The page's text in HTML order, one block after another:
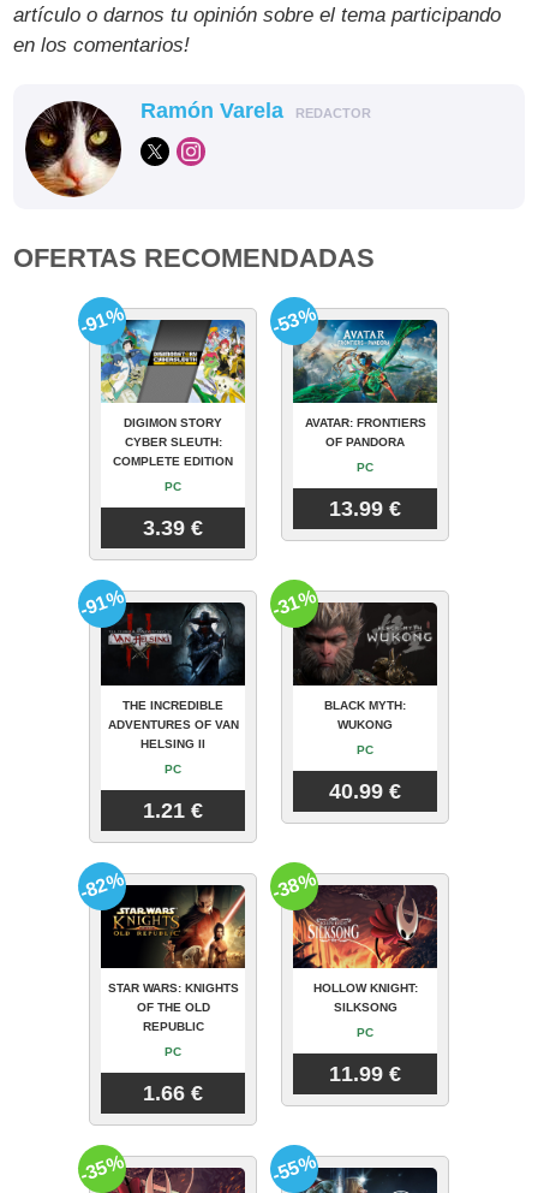
artículo o darnos tu opinión sobre el tema participando
en los comentarios!
Ramón Varela REDACTOR
OFERTAS RECOMENDADAS
DIGIMON STORY
CYBER SLEUTH:
COMPLETE EDITION
PC
3.39 €
-91%
AVATAR: FRONTIERS
OF PANDORA
PC
13.99 €
-53%
THE INCREDIBLE
ADVENTURES OF VAN
HELSING II
PC
1.21 €
-91%
BLACK MYTH:
WUKONG
PC
40.99 €
-31%
STAR WARS: KNIGHTS
OF THE OLD
REPUBLIC
PC
1.66 €
-82%
HOLLOW KNIGHT:
SILKSONG
PC
11.99 €
-38%
-35% -55%